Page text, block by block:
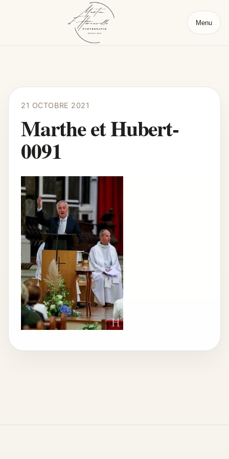
Menu
21 OCTOBRE 2021
Marthe et Hubert-
0091